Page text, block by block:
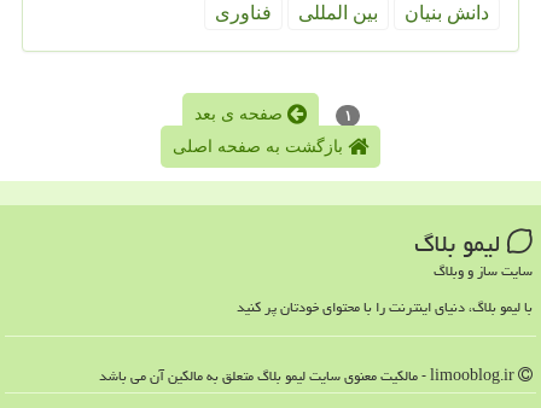
دانش بنیان
بین المللی فناوری
۱
صفحه ی بعد
بازگشت به صفحه اصلی
لیمو بلاگ
سایت ساز و وبلاگ
با لیمو بلاگ، دنیای اینترنت را با محتوای خودتان پر کنید